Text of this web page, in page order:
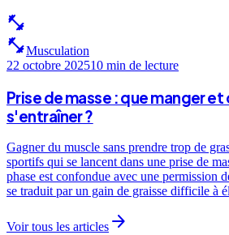
fitness_center
fitness_centerMusculation
22 octobre 202510 min de lecture
Prise de masse : que manger
s'entraîner ?
Gagner du muscle sans prendre trop de
sportifs qui se lancent dans une prise de
phase est confondue avec une permission
se traduit par un gain de graisse difficile à
Voir tous les articles arrow_forward